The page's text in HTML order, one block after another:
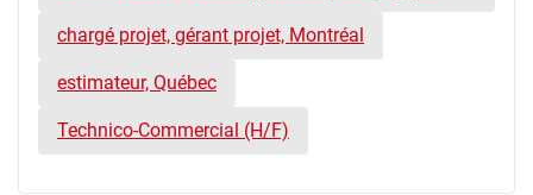
chargé projet, gérant projet, Montréal
estimateur, Québec
Technico-Commercial (H/F)